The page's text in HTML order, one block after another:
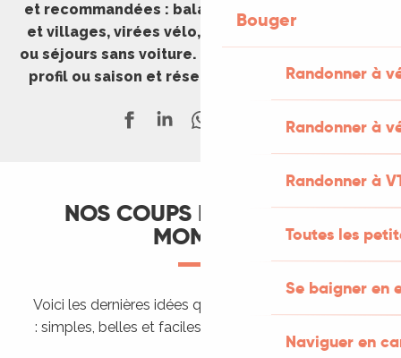
Bouger
Randonner à
Randonner à
Randonner à
Toutes les
Se baigner en
Naviguer en
et recommandées : balades en famille, grottes
et villages, virées vélo, week-ends gourmands
ou séjours sans voiture. Inspirez-vous, filtrez par
profil ou saison et réservez en quelques clics.
NOS COUPS DE CŒUR DU
MOMENT
Voici les dernières idées que nous venons de tester
: simples, belles et faciles à organiser tout de suite.